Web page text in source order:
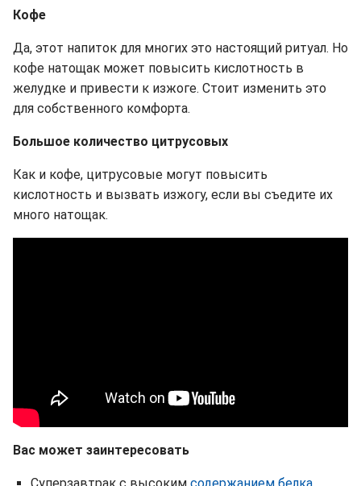
Кофе
Да, этот напиток для многих это настоящий ритуал. Но
кофе натощак может повысить кислотность в
желудке и привести к изжоге. Стоит изменить это
для собственного комфорта.
Большое количество цитрусовых
Как и кофе, цитрусовые могут повысить
кислотность и вызвать изжогу, если вы съедите их
много натощак.
Вас может заинтересовать